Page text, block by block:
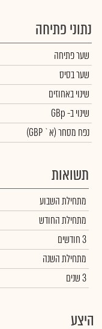
נתוני פתיחה
שער פתיחה
שער בסיס
שינוי באחוזים
שינויב- GBp
נפח מסחר(א` GBP)
תשואות
מתחילת השבוע
מתחילת החודש
3 חודשים
מתחילת השנה
3 שנים
היצע